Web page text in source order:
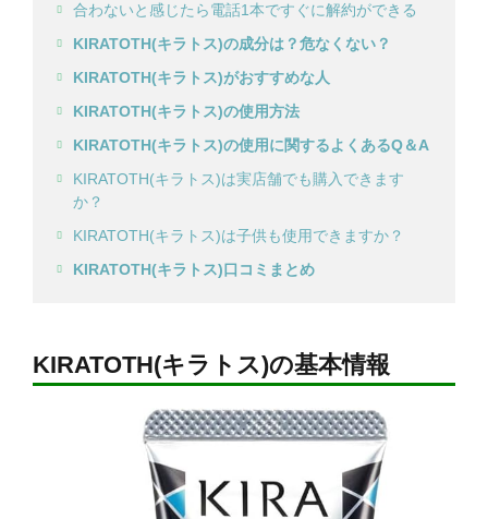
合わないと感じたら電話1本ですぐに解約ができる
KIRATOTH(キラトス)の成分は？危なくない？
KIRATOTH(キラトス)がおすすめな人
KIRATOTH(キラトス)の使用方法
KIRATOTH(キラトス)の使用に関するよくあるQ＆A
KIRATOTH(キラトス)は実店舗でも購入できます
か？
KIRATOTH(キラトス)は子供も使用できますか？
KIRATOTH(キラトス)口コミまとめ
KIRATOTH(キラトス)の基本情報